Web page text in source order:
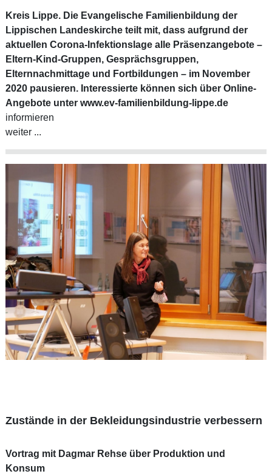
Kreis Lippe. Die Evangelische Familienbildung der
Lippischen Landeskirche teilt mit, dass aufgrund der
aktuellen Corona-Infektionslage alle Präsenzangebote –
Eltern-Kind-Gruppen, Gesprächsgruppen,
Elternnachmittage und Fortbildungen – im November
2020 pausieren. Interessierte können sich über Online-
Angebote unter www.ev-familienbildung-lippe.de
informieren
weiter ...
Zustände in der Bekleidungsindustrie verbessern
Vortrag mit Dagmar Rehse über Produktion und
Konsum